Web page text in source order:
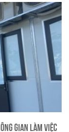
Gian Làm Việc